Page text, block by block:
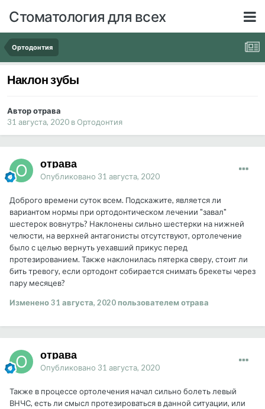
Стоматология для всех
Ортодонтия
Наклон зубы
Автор отрава
31 августа, 2020 в Ортодонтия
отрава
Опубликовано 31 августа, 2020
Доброго времени суток всем. Подскажите, является ли
вариантом нормы при ортодонтическом лечении "завал"
шестерок вовнутрь? Наклонены сильно шестерки на нижней
челюсти, на верхней антагонисты отсутствуют, ортолечение
было с целью вернуть уехавший прикус перед
протезированием. Также наклонилась пятерка сверу, стоит ли
бить тревогу, если ортодонт собирается снимать брекеты через
пару месяцев?
Изменено31 августа, 2020пользователем отрава
отрава
Опубликовано 31 августа, 2020
Также в процессе ортолечения начал сильно болеть левый
ВНЧС, есть ли смысл протезироваться в данной ситуации, или